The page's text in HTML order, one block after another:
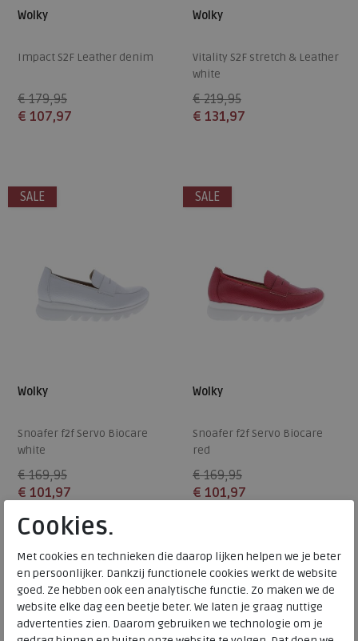
Wolky
Impact S2F Leather denim
€ 179,95
€ 107,97
Wolky
Vitality S2F stretch & Leather
white
€ 219,95
€ 131,97
SALE
Wolky
Snoafer f2f Servo Biocare
white
€ 169,95
€ 101,97
Beschikbare maten
SALE
Wolky
Snoafer f2f Servo Biocare
red
€ 169,95
€ 101,97
SALE
Cookies.
Met cookies en technieken die daarop lijken helpen we je beter
en persoonlijker. Dankzij functionele cookies werkt de website
goed. Ze hebben ook een analytische functie. Zo maken we de
website elke dag een beetje beter. We laten je graag nuttige
advertenties zien. Daarom gebruiken we technologie om je